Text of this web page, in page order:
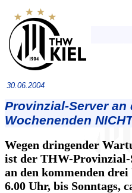
30.06.2004
Provinzial-Server
Wochenenden
Wegen dringender
ist der THW-
an den kommenden drei
6.00 Uhr, bis Sonntags,